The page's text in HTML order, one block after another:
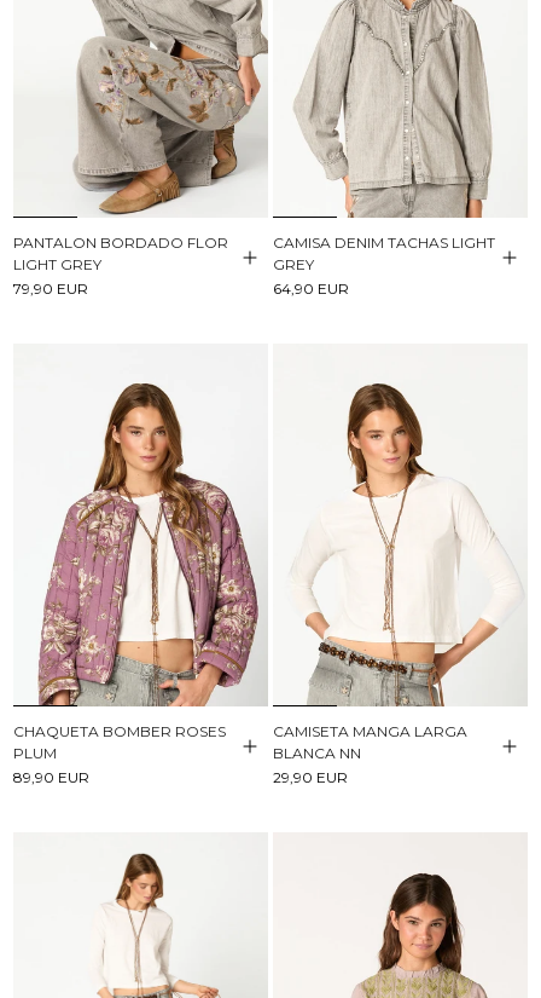
PANTALON BORDADO FLOR
LIGHT GREY
79,90 EUR
CAMISA DENIM TACHAS LIGHT
GREY
64,90 EUR
CHAQUETA BOMBER ROSES
PLUM
89,90 EUR
CAMISETA MANGA LARGA
BLANCA NN
29,90 EUR